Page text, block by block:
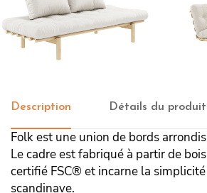
Description Détails du produit
Folk est une union de bords
Le cadre est fabriqué à partir de
certifié FSC® et incarne la
scandinave.